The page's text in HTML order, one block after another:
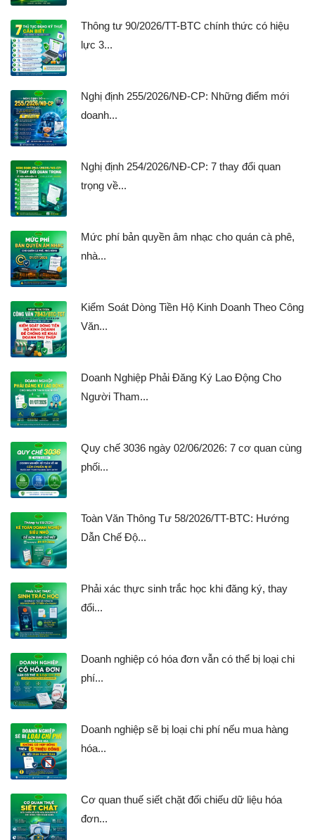
Thông tư 90/2026/TT-BTC chính thức có hiệu
lực 3...
Nghị định 255/2026/NĐ-CP: Những điểm mới
doanh...
Nghị định 254/2026/NĐ-CP: 7 thay đổi quan
trọng về...
Mức phí bản quyền âm nhạc cho quán cà phê,
nhà...
Kiểm Soát Dòng Tiền Hộ Kinh Doanh Theo Công
Văn...
Doanh Nghiệp Phải Đăng Ký Lao Động Cho
Người Tham...
Quy chế 3036 ngày 02/06/2026: 7 cơ quan cùng
phối...
Toàn Văn Thông Tư 58/2026/TT-BTC: Hướng
Dẫn Chế Độ...
Phải xác thực sinh trắc học khi đăng ký, thay
đổi...
Doanh nghiệp có hóa đơn vẫn có thể bị loại chi
phí...
Doanh nghiệp sẽ bị loại chi phí nếu mua hàng
hóa...
Cơ quan thuế siết chặt đối chiếu dữ liệu hóa
đơn...